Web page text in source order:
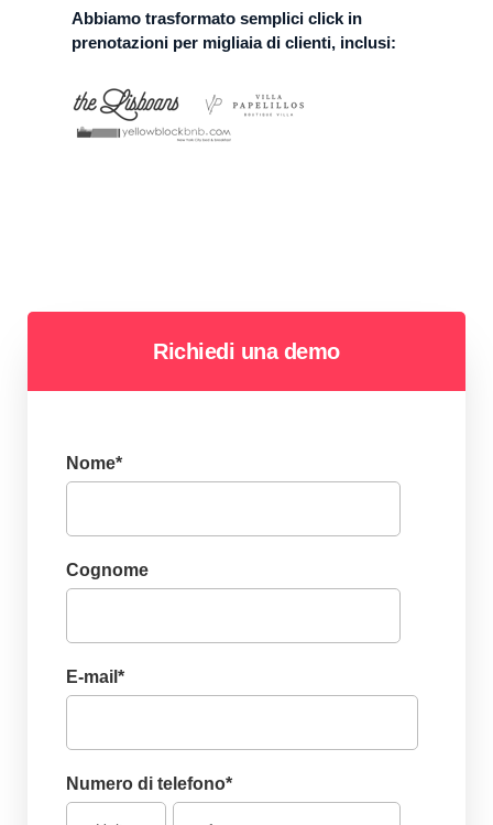
Abbiamo trasformato semplici click in
prenotazioni per migliaia di clienti, inclusi:
Richiedi una demo
Nome*
Cognome
E-mail *
Numero di telefono*